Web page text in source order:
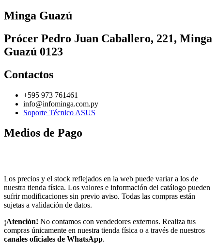
Minga Guazú
Prócer Pedro Juan Caballero, 221, Minga
Guazú 0123
Contactos
+595 973 761461
info@infominga.com.py
Soporte Técnico ASUS
Medios de Pago
Los precios y el stock reflejados en la web puede variar a los de
nuestra tienda física. Los valores e información del catálogo pueden
sufrir modificaciones sin previo aviso. Todas las compras están
sujetas a validación de datos.
¡Atención! No contamos con vendedores externos. Realiza tus
compras únicamente en nuestra tienda física o a través de nuestros
canales oficiales de WhatsApp.